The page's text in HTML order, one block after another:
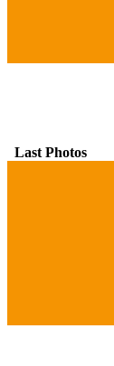
Last Photos